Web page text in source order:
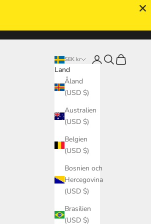
SEK kr
Land
Åland
(USD $)
Australien
(USD $)
Belgien
(USD $)
Bosnien och
Hercegovina
(USD $)
Brasilien
(USD $)
Logga in
Sök Kundvagn